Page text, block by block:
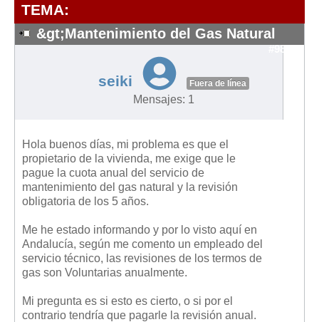
Requerimientos y comunicaciones
Formularios sobre Propiedad Horizontal
Modelos de Convocatoria de Junta de Propietarios
Modelos de Acta de Junta de Propietarios
Legislación sobre Arrendamientos Urbanos
Legislación sobre la Comunidad de Propietarios
Legislación sobre Adquisición de Vivienda en Propiedad
Legislación de interés práctico
Diccionario
Usuario
Entrar / Salir
TEMA:
&gt;Mantenimiento del Gas Natural
#9862
seiki Fuera de línea
Mensajes: 1
Hola buenos días, mi problema es que el
propietario de la vivienda, me exige que le
pague la cuota anual del servicio de
mantenimiento del gas natural y la revisión
obligatoria de los 5 años.
Me he estado informando y por lo visto aquí en
Andalucía, según me comento un empleado del
servicio técnico, las revisiones de los termos de
gas son Voluntarias anualmente.
Mi pregunta es si esto es cierto, o si por el
contrario tendría que pagarle la revisión anual.